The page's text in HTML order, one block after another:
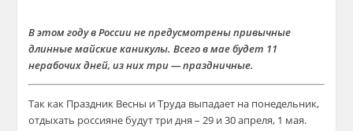
В этом году в России не предусмотрены привычные
длинные майские каникулы. Всего в мае будет 11
нерабочих дней, из них три — праздничные.
Так как Праздник Весны и Труда выпадает на понедельник,
отдыхать россияне будут три дня – 29 и 30 апреля, 1 мая.